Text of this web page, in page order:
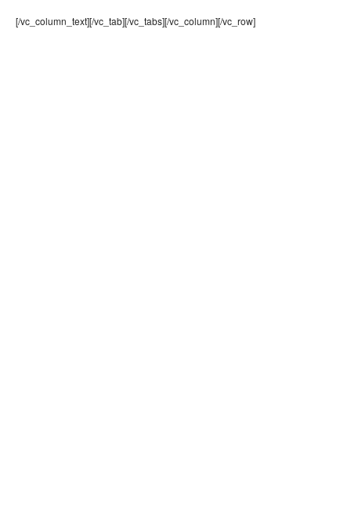
[/vc_column_text][/vc_tab][/vc_tabs][/vc_column][/vc_row]